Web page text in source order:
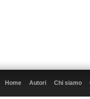
Home Autori Chi siamo